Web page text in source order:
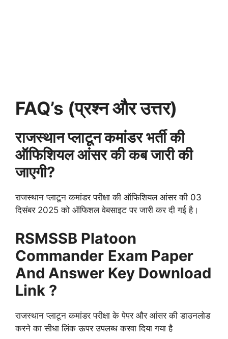
FAQ’s (प्रश्न और उत्तर)
राजस्थान प्लाटून कमांडर भर्ती की
ऑफिशियल आंसर की कब जारी की
जाएगी?
राजस्थान प्लाटून कमांडर परीक्षा की ऑफिशियल आंसर की 03
दिसंबर 2025 को ऑफिशल वेबसाइट पर जारी कर दी गई है।
RSMSSB Platoon
Commander Exam Paper
And Answer Key Download
Link ?
राजस्थान प्लाटून कमांडर परीक्षा के पेपर और आंसर की डाउनलोड
करने का सीधा लिंक ऊपर उपलब्ध करवा दिया गया है